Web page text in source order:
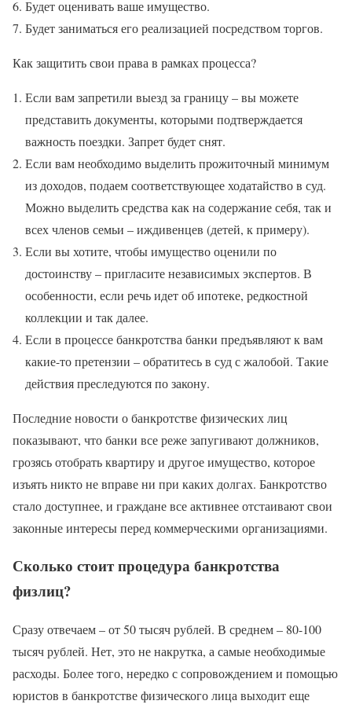
Будет оценивать ваше имущество.
Будет заниматься его реализацией посредством торгов.
Как защитить свои права в рамках процесса?
Если вам запретили выезд за границу – вы можете
представить документы, которыми подтверждается
важность поездки. Запрет будет снят.
Если вам необходимо выделить прожиточный минимум
из доходов, подаем соответствующее ходатайство в суд.
Можно выделить средства как на содержание себя, так и
всех членов семьи – иждивенцев (детей, к примеру).
Если вы хотите, чтобы имущество оценили по
достоинству – пригласите независимых экспертов. В
особенности, если речь идет об ипотеке, редкостной
коллекции и так далее.
Если в процессе банкротства банки предъявляют к вам
какие-то претензии – обратитесь в суд с жалобой. Такие
действия преследуются по закону.
Последние новости о банкротстве физических лиц
показывают, что банки все реже запугивают должников,
грозясь отобрать квартиру и другое имущество, которое
изъять никто не вправе ни при каких долгах. Банкротство
стало доступнее, и граждане все активнее отстаивают свои
законные интересы перед коммерческими организациями.
Сколько стоит процедура банкротства
физлиц?
Сразу отвечаем – от 50 тысяч рублей. В среднем – 80-100
тысяч рублей. Нет, это не накрутка, а самые необходимые
расходы. Более того, нередко с сопровождением и помощью
юристов в банкротстве физического лица выходит еще